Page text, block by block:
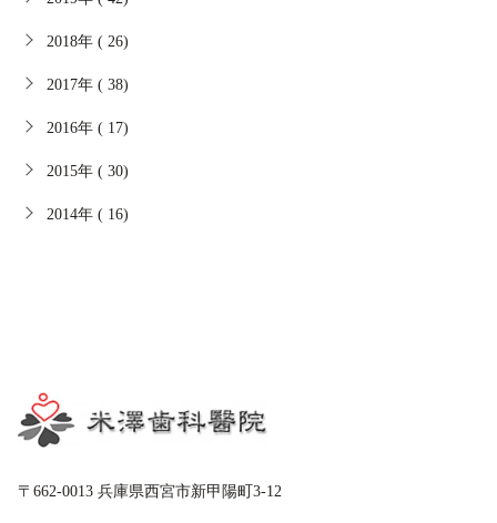
2018年 ( 26)
2017年 ( 38)
2016年 ( 17)
2015年 ( 30)
2014年 ( 16)
〒662-0013 兵庫県西宮市新甲陽町3-12